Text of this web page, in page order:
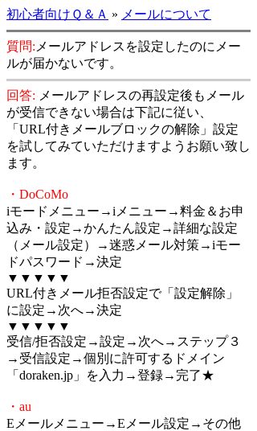
初心者向けＱ＆Ａ » メールについて
質問: メールアドレスを設定したのにメー
ルが届かないです。
回答: メールアドレスの再設定後もメール
が受信できない場合は下記に従い、
「URL付きメールブロックの解除」設定
を試してみていただけますようお願い致し
ます。
・DoCoMo
iモードメニュー→iメニュー→料金＆お申
込み・設定→かんたん設定→詳細な設定
（メール設定）→迷惑メール対策→iモー
ドパスワード→決定
▼▼▼▼▼
URL付きメール拒否設定で「設定解除」
に設定→次へ→決定
▼▼▼▼▼
受信/拒否設定→設定→次へ→ステップ３
→受信設定→個別に許可するドメイン
「doraken.jp」を入力→登録→完了★
・au
Eメールメニュー→Eメール設定→その他